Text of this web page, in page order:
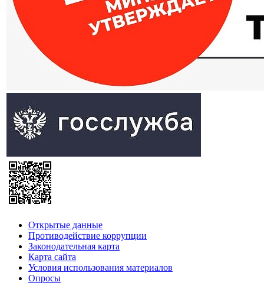
Открытые данные
Противодействие коррупции
Законодательная карта
Карта сайта
Условия использования материалов
Опросы